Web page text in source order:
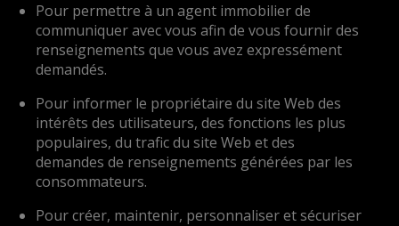
Pour permettre à un agent immobilier de
communiquer avec vous afin de vous fournir des
renseignements que vous avez expressément
demandés.
Pour informer le propriétaire du site Web des
intérêts des utilisateurs, des fonctions les plus
populaires, du trafic du site Web et des
demandes de renseignements générées par les
consommateurs.
Pour créer, maintenir, personnaliser et sécuriser